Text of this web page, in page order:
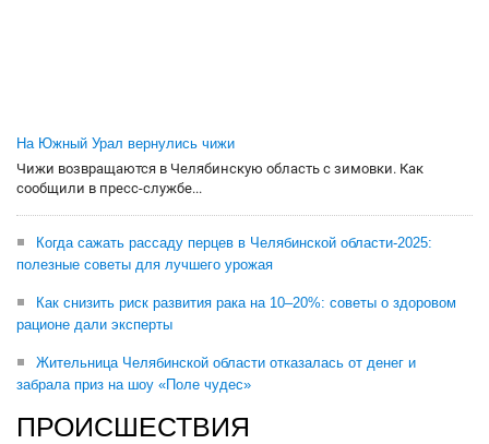
На Южный Урал вернулись чижи
Чижи возвращаются в Челябинскую область с зимовки. Как
сообщили в пресс-службе...
Когда сажать рассаду перцев в Челябинской области-2025:
полезные советы для лучшего урожая
Как снизить риск развития рака на 10–20%: советы о здоровом
рационе дали эксперты
Жительница Челябинской области отказалась от денег и
забрала приз на шоу «Поле чудес»
ПРОИСШЕСТВИЯ